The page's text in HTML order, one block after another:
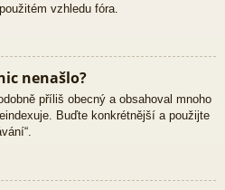
vzhledu fóra.
nenašlo?
příliš obecný a obsahoval mnoho
Buďte konkrétnější a použijte